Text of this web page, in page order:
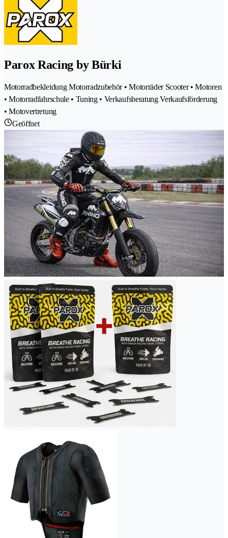
Parox Racing by Bürki
Motorradbekleidung Motorradzubehör • Motorräder Scooter • Motoren
• Motorradfahrschule • Tuning • Verkaufsberatung Verkaufsförderung
• Motovertretung
Geöffnet